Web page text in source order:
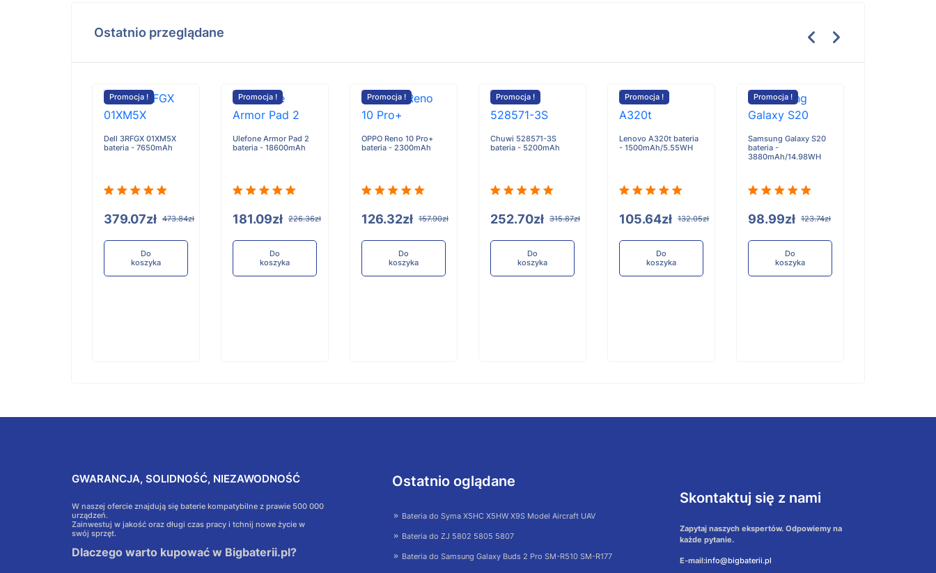
Ostatnio przeglądane
Promocja !
Dell 3RFGX 01XM5X
bateria - 7650mAh
379.07zł 473.84zł
Do
koszyka
Promocja !
Ulefone Armor Pad 2
bateria - 18600mAh
181.09zł 226.36zł
Do
koszyka
Promocja !
OPPO Reno 10 Pro+
bateria - 2300mAh
126.32zł 157.90zł
Do
koszyka
Promocja !
Chuwi 528571-3S
bateria - 5200mAh
252.70zł 315.87zł
Do
koszyka
Promocja !
Lenovo A320t bateria
- 1500mAh/5.55WH
105.64zł 132.05zł
Do
koszyka
Promocja !
Samsung Galaxy S20
bateria -
3880mAh/14.98WH
98.99zł 123.74zł
Do
koszyka
GWARANCJA, SOLIDNOŚĆ, NIEZAWODNOŚĆ
W naszej ofercie znajdują się baterie kompatybilne z prawie 500 000
urządzeń.
Zainwestuj w jakość oraz długi czas pracy i tchnij nowe życie w
swój sprzęt.
Dlaczego warto kupować w Bigbaterii.pl?
Ostatnio oglądane
Bateria do Syma X5HC X5HW X9S Model Aircraft UAV
Bateria do ZJ 5802 5805 5807
Bateria do Samsung Galaxy Buds 2 Pro SM-R510 SM-R177
Skontaktuj się z nami
Zapytaj naszych ekspertów. Odpowiemy na
każde pytanie.
E-mail:info@bigbaterii.pl